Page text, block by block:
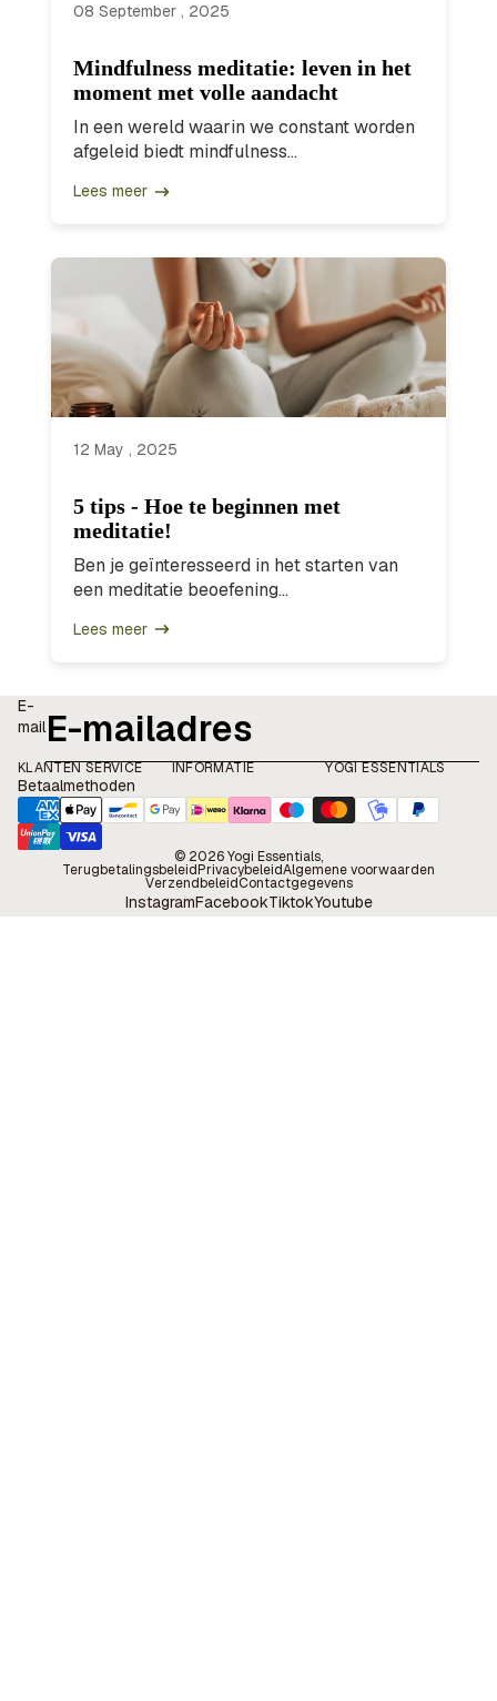
08 September , 2025
Mindfulness meditatie: leven in het
moment met volle aandacht
In een wereld waarin we constant worden
afgeleid biedt mindfulness...
Lees meer
12 May , 2025
5 tips - Hoe te beginnen met
meditatie!
Ben je geïnteresseerd in het starten van
een meditatie beoefening...
Lees meer
E-
mail
KLANTEN SERVICE INFORMATIE YOGI ESSENTIALS
Betaalmethoden
© 2026Yogi Essentials,
TerugbetalingsbeleidPrivacybeleidAlgemene voorwaarden
VerzendbeleidContactgegevens
InstagramFacebookTiktokYoutube